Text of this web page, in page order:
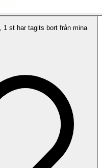
1 st har tagits bort från mina